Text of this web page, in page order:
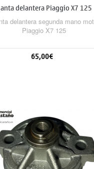
delantera Piaggio X7 125
delantera segunda mano
Piaggio X7 125
65,00€